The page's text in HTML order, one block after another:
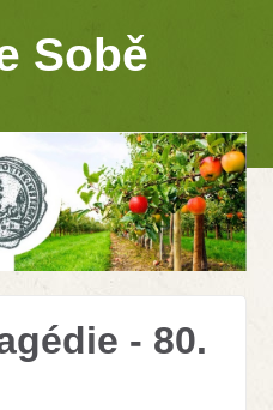
Sobě
- 80.